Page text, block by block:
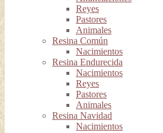
Reyes
Pastores
Animales
Resina Común
Nacimientos
Resina Endurecida
Nacimientos
Reyes
Pastores
Animales
Resina Navidad
Nacimientos